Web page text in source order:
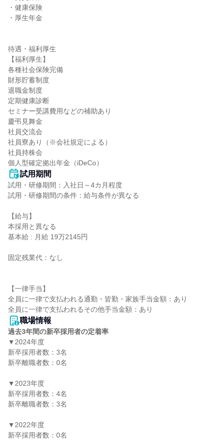
・健康保険
・厚生年金
待遇・福利厚生
【福利厚生】
各種社会保険完備
財形貯蓄制度
退職金制度
定期健康診断
セミナー受講費用などの補助あり
慶弔見舞金
社員交流会
社員寮あり（※会社規定による）
社員持株会
個人型確定拠出年金（iDeCo）
試用期間
試用・研修期間：入社日～4カ月程度
試用・研修期間の条件：給与条件が異なる
【給与】
本採用と異なる
基本給 : 月給 19万2145円
固定残業代：なし
【一律手当】
全員に一律で支払われる通勤・皆勤・家族手当金額：あり
職場情報
過去3年間の新卒採用者の定着率
▼2024年度
新卒採用者数：3名
新卒離職者数：0名
▼2023年度
新卒採用者数：4名
新卒離職者数：3名
▼2022年度
新卒採用者数：0名